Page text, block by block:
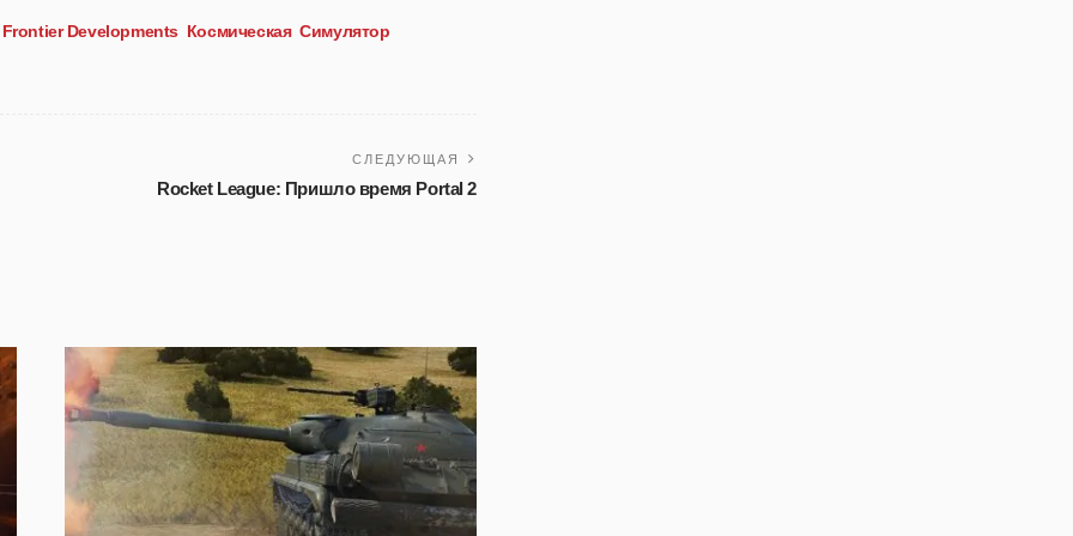
Frontier Developments Космическая Симулятор
СЛЕДУЮЩАЯ
Rocket League: Пришло время Portal 2